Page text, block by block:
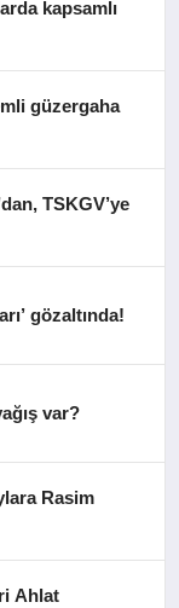
kapsamlı
güzergaha
TSKGV’ye
gözaltında!
var?
Rasim
Ahlat